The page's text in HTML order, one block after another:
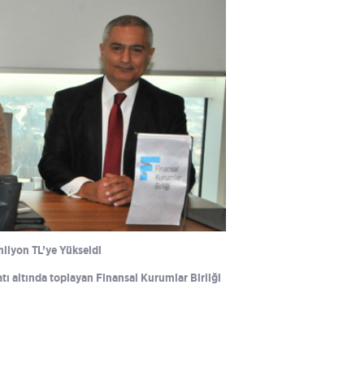
TL’ye Yükseldi
altında toplayan Finansal Kurumlar Birliği